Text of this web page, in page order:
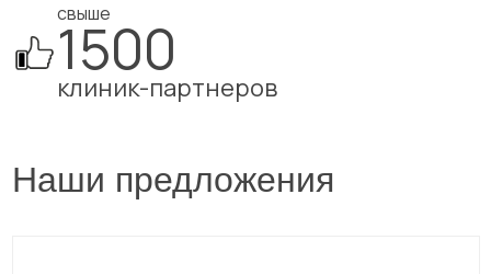
свыше
1500
клиник-партнеров
Наши предложения